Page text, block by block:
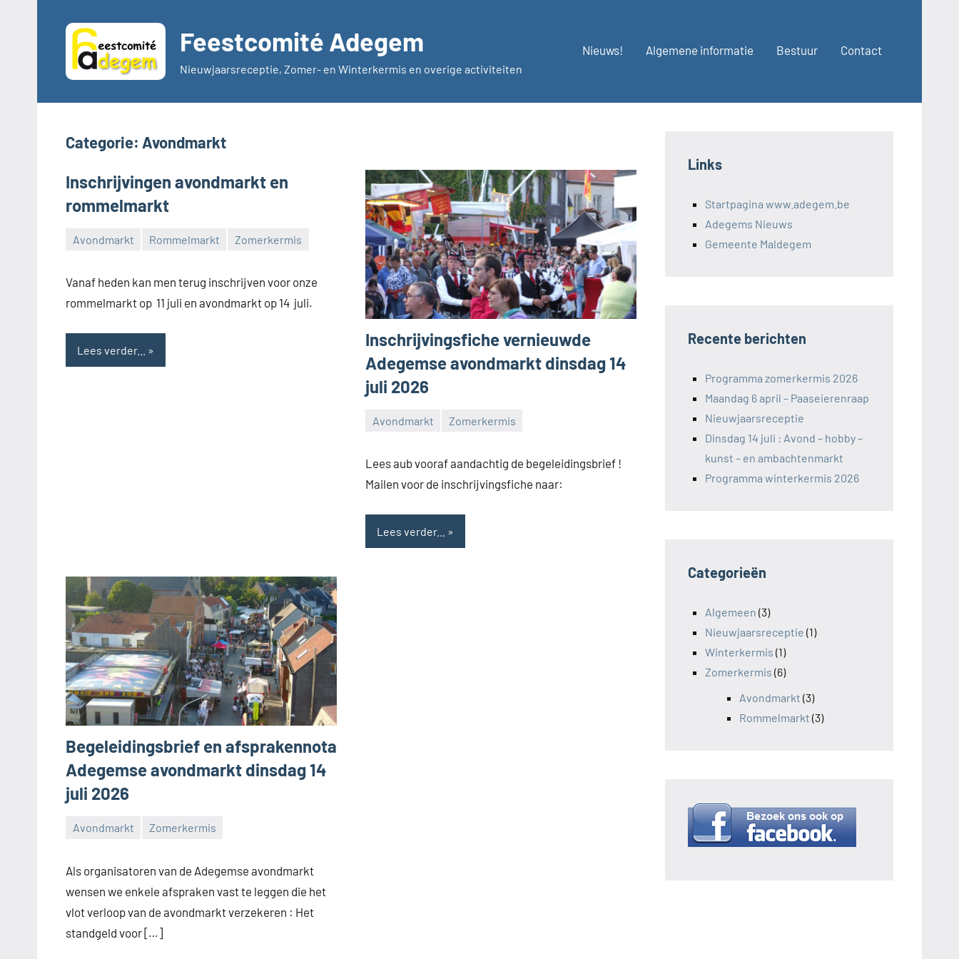
Feestcomité Adegem
Nieuwjaarsreceptie, Zomer- en Winterkermis en overige activiteiten
Nieuws! Algemene informatie Bestuur Contact
Categorie: Avondmarkt
Inschrijvingen avondmarkt en
rommelmarkt
Avondmarkt Rommelmarkt Zomerkermis
Vanaf heden kan men terug inschrijven voor onze
rommelmarkt op 11 juli en avondmarkt op 14 juli.
Lees verder...
Inschrijvingsfiche vernieuwde
Adegemse avondmarkt dinsdag 14
juli 2026
Avondmarkt Zomerkermis
Lees aub vooraf aandachtig de begeleidingsbrief !
Mailen voor de inschrijvingsfiche naar:
Lees verder...
Begeleidingsbrief en afsprakennota
Adegemse avondmarkt dinsdag 14
juli 2026
Avondmarkt Zomerkermis
Als organisatoren van de Adegemse avondmarkt
wensen we enkele afspraken vast te leggen die het
vlot verloop van de avondmarkt verzekeren : Het
standgeld voor […]
Links
Startpagina www.adegem.be
Adegems Nieuws
Gemeente Maldegem
Recente berichten
Programma zomerkermis 2026
Maandag 6 april – Paaseierenraap
Nieuwjaarsreceptie
Dinsdag 14 juli : Avond – hobby –
kunst – en ambachtenmarkt
Programma winterkermis 2026
Categorieën
Algemeen (3)
Nieuwjaarsreceptie (1)
Winterkermis (1)
Zomerkermis (6)
Avondmarkt (3)
Rommelmarkt (3)